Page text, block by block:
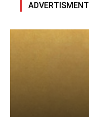
ADVERTISMENT